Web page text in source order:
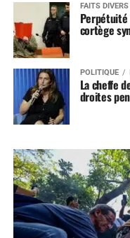
FAITS DIVERS
Perpétuité
cortège
POLITIQUE
La cheffe
droites